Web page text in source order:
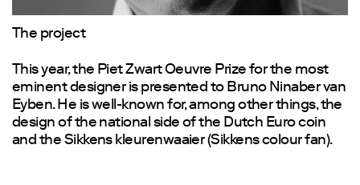
The project
This year, the Piet Zwart Oeuvre Prize for the most
eminent designer is presented to Bruno Ninaber van
Eyben. He is well-known for, among other things, the
design of the national side of the Dutch Euro coin
and the Sikkens kleurenwaaier (Sikkens colour fan).